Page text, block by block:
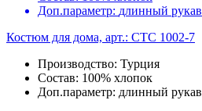
Доп.параметр: длинный рукав
Костюм для дома, арт.: CTC 1002-7
Производство: Турция
Состав: 100% хлопок
Доп.параметр: длинный рукав